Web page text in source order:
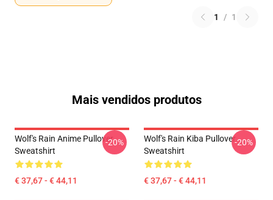
1 / 1
Mais vendidos produtos
Wolf's Rain Anime Pullover
Sweatshirt
€ 37,67 - € 44,11
-20%
Wolf's Rain Kiba Pullover
Sweatshirt
€ 37,67 - € 44,11
-20%